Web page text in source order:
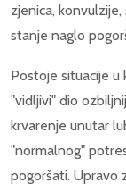
zjenica,
stanje naglo
Postoje situacije
"vidljivi" dio
krvarenje unutar
"normalnog"
pogoršati. Upravo